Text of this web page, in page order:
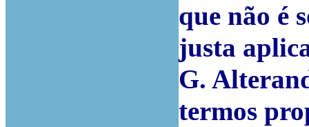
que não é
justa
G.
termos